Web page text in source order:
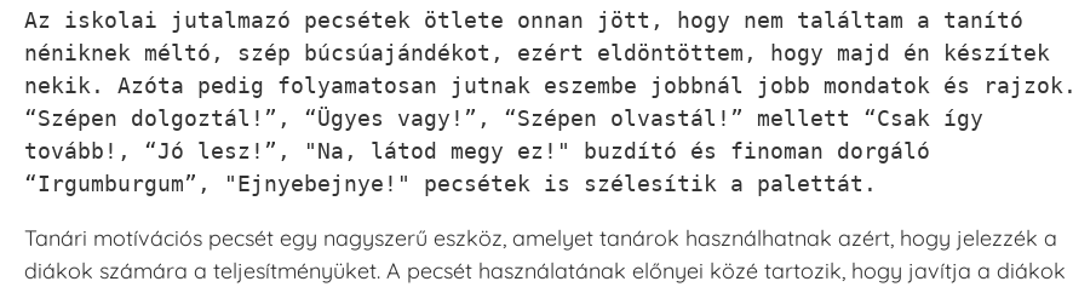
Az iskolai jutalmazó pecsétek ötlete onnan jött, hogy nem találtam a tanító
néniknek méltó, szép búcsúajándékot, ezért eldöntöttem, hogy majd én készítek
nekik. Azóta pedig folyamatosan jutnak eszembe jobbnál jobb mondatok és rajzok.
“Szépen dolgoztál!”, “Ügyes vagy!”, “Szépen olvastál!” mellett “Csak így
tovább!, “Jó lesz!”, "Na, látod megy ez!" buzdító és finoman dorgáló
“Irgumburgum”, "Ejnyebejnye!" pecsétek is szélesítik a palettát.
Tanári motívációs pecsét egy nagyszerű eszköz, amelyet tanárok használhatnak azért, hogy jelezzék a
diákok számára a teljesítményüket. A pecsét használatának előnyei közé tartozik, hogy javítja a diákok